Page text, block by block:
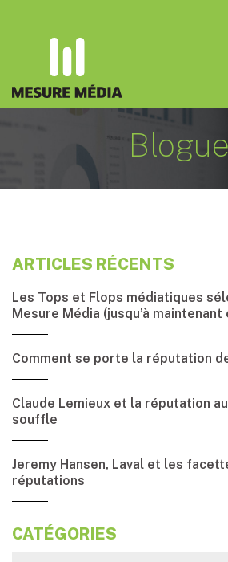
Blogue
ARTICLES RÉCENTS
Les Tops et Flops médiatiques
Mesure Média (jusqu’à maintenant
Comment se porte la réputation
Claude Lemieux et la réputation
souffle
Jeremy Hansen, Laval et les
réputations
CATÉGORIES